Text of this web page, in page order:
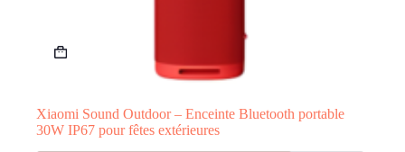
Xiaomi Sound Outdoor – Enceinte Bluetooth portable
30W IP67 pour fêtes extérieures